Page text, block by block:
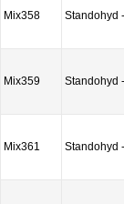
Mix358 Standohyd
Mix359 Standohyd
Mix361 Standohyd